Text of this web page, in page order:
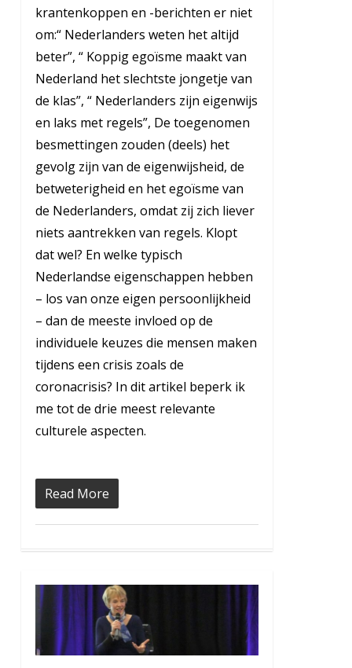
krantenkoppen en -berichten er niet
om:“ Nederlanders weten het altijd
beter”, “ Koppig egoïsme maakt van
Nederland het slechtste jongetje van
de klas”, “ Nederlanders zijn eigenwijs
en laks met regels”, De toegenomen
besmettingen zouden (deels) het
gevolg zijn van de eigenwijsheid, de
betweterigheid en het egoïsme van
de Nederlanders, omdat zij zich liever
niets aantrekken van regels. Klopt
dat wel? En welke typisch
Nederlandse eigenschappen hebben
– los van onze eigen persoonlijkheid
– dan de meeste invloed op de
individuele keuzes die mensen maken
tijdens een crisis zoals de
coronacrisis? In dit artikel beperk ik
me tot de drie meest relevante
culturele aspecten.
Read More
0